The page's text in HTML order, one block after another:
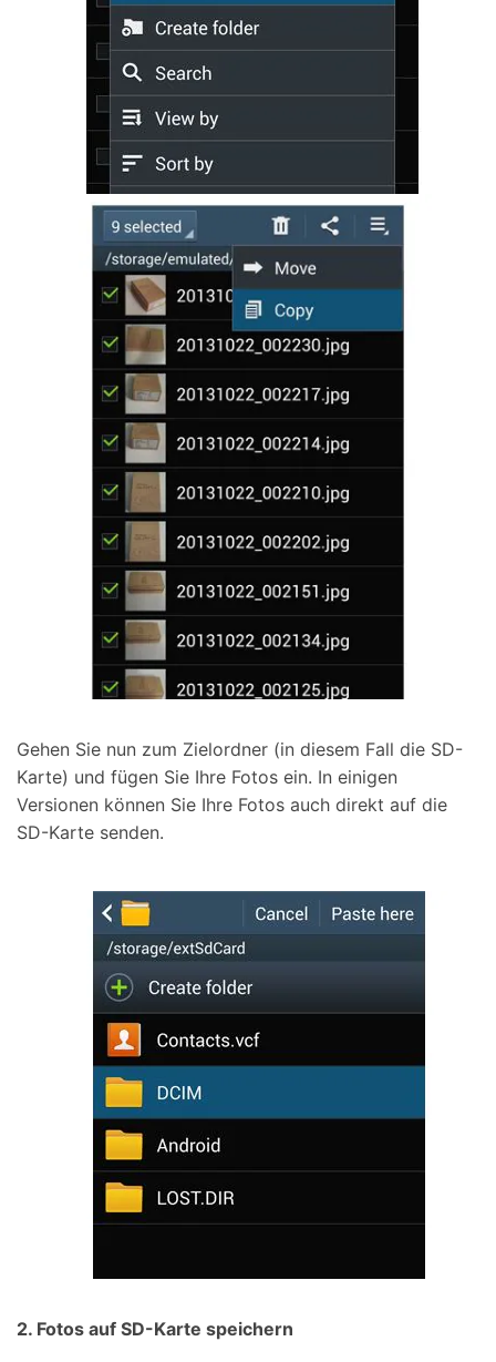
Gehen Sie nun zum Zielordner (in diesem Fall die SD-
Karte) und fügen Sie Ihre Fotos ein. In einigen
Versionen können Sie Ihre Fotos auch direkt auf die
SD-Karte senden.
2. Fotos auf SD-Karte speichern